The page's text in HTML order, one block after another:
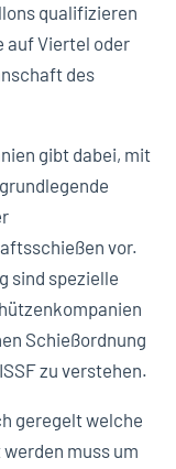
qualifizieren
auf Viertel oder
des
gibt dabei, mit
vor.
sind spezielle
Schießordnung
zu verstehen.
geregelt welche
muss um